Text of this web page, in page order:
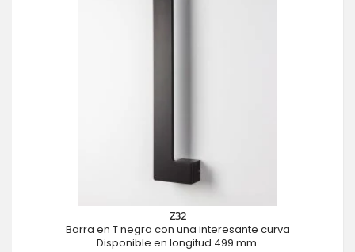
Z32
Barra en T negra con una interesante curva
Disponible en longitud 499 mm.